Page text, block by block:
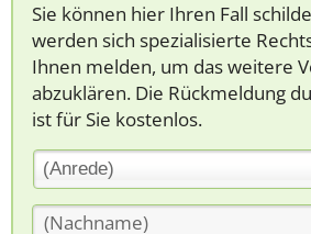
Sie können hier Ihren Fall
werden sich spezialisierte
Ihnen melden, um das weitere
abzuklären. Die Rückmeldung
ist für Sie kostenlos.
(Anrede)